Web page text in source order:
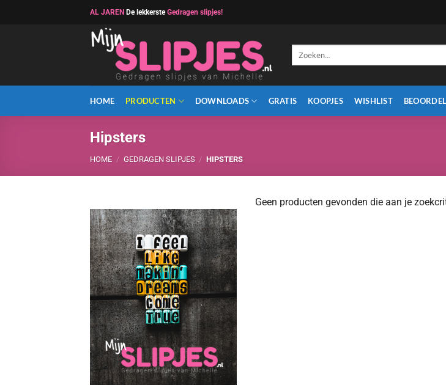
AL JAREN De lekkersteGedragen slipjes!
HOME PRODUCTEN DOWNLOADS GRATIS KOOPJES WISHLIST
Hipsters
HOME / GEDRAGEN SLIPJES / HIPSTERS
Geen producten gevonden die aan je